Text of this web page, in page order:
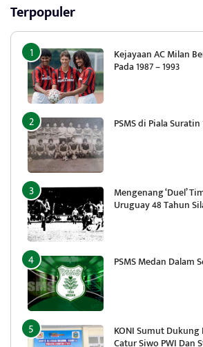
Terpopuler
Kejayaan AC Milan
Pada 1987 – 1993
PSMS di Piala Suratin
Mengenang ‘Duel’
Uruguay 48 Tahun
PSMS Medan Dalam
KONI Sumut
Catur Siwo PWI Dan